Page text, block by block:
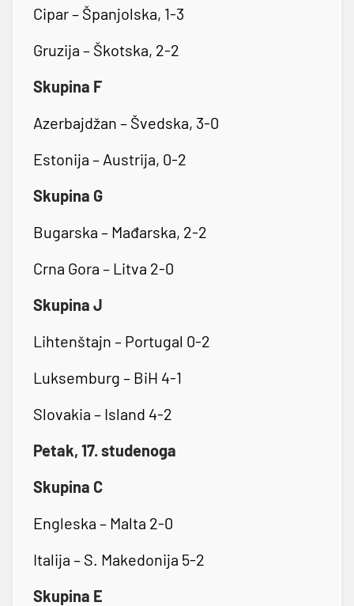
Cipar – Španjolska, 1-3
Gruzija – Škotska, 2-2
Skupina F
Azerbajdžan – Švedska, 3-0
Estonija – Austrija, 0-2
Skupina G
Bugarska – Mađarska, 2-2
Crna Gora – Litva 2-0
Skupina J
Lihtenštajn – Portugal 0-2
Luksemburg – BiH 4-1
Slovakia – Island 4-2
Petak, 17. studenoga
Skupina C
Engleska – Malta 2-0
Italija – S. Makedonija 5-2
Skupina E